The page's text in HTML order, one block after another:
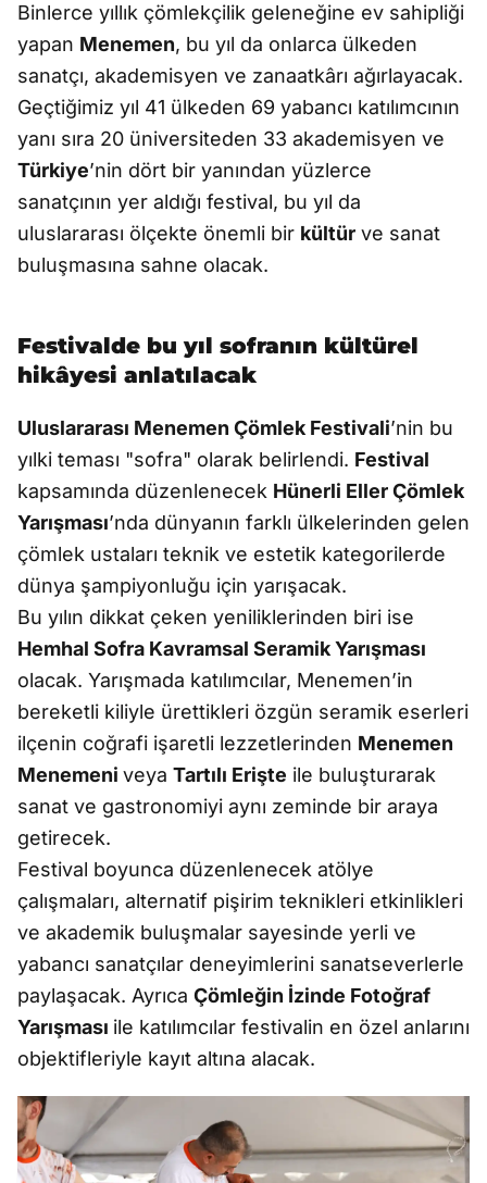
Binlerce yıllık çömlekçilik geleneğine ev sahipliği
yapan Menemen, bu yıl da onlarca ülkeden
sanatçı, akademisyen ve zanaatkârı ağırlayacak.
Geçtiğimiz yıl 41 ülkeden 69 yabancı katılımcının
yanı sıra 20 üniversiteden 33 akademisyen ve
Türkiye’nin dört bir yanından yüzlerce
sanatçının yer aldığı festival, bu yıl da
uluslararası ölçekte önemli bir kültür ve sanat
buluşmasına sahne olacak.
Festivalde bu yıl sofranın kültürel
hikâyesi anlatılacak
Uluslararası Menemen Çömlek Festivali’nin bu
yılki teması "sofra" olarak belirlendi. Festival
kapsamında düzenlenecek Hünerli Eller Çömlek
Yarışması’nda dünyanın farklı ülkelerinden gelen
çömlek ustaları teknik ve estetik kategorilerde
dünya şampiyonluğu için yarışacak.
Bu yılın dikkat çeken yeniliklerinden biri ise
Hemhal Sofra Kavramsal Seramik Yarışması
olacak. Yarışmada katılımcılar, Menemen’in
bereketli kiliyle ürettikleri özgün seramik eserleri
ilçenin coğrafi işaretli lezzetlerinden Menemen
Menemeni veya Tartılı Erişte ile buluşturarak
sanat ve gastronomiyi aynı zeminde bir araya
getirecek.
Festival boyunca düzenlenecek atölye
çalışmaları, alternatif pişirim teknikleri etkinlikleri
ve akademik buluşmalar sayesinde yerli ve
yabancı sanatçılar deneyimlerini sanatseverlerle
paylaşacak. Ayrıca Çömleğin İzinde Fotoğraf
Yarışması ile katılımcılar festivalin en özel anlarını
objektifleriyle kayıt altına alacak.